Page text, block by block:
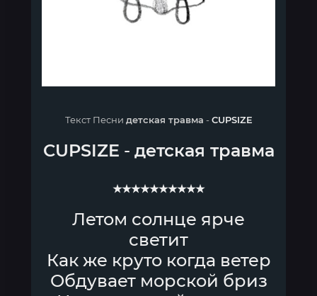
Текст Песни детская травма -CUPSIZE
CUPSIZE - детская травма
★★★★★★★★★★
Летом солнце ярче
светит
Как же круто когда ветер
Обдувает морской бриз